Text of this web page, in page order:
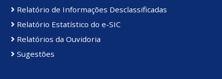
Relatório de Informações Desclassificadas
Relatório Estatístico do e-SIC
Relatórios da Ouvidoria
Sugestões